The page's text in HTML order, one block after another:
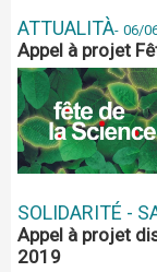
ATTUALITÀ- 06/
Appel à projet
SOLIDARITÉ -
Appel à projet
2019